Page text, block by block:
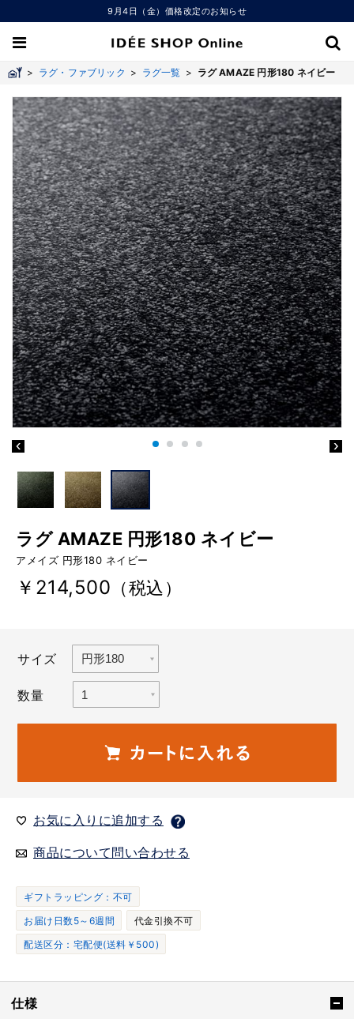
9月4日（金）価格改定のお知らせ
> ラグ・ファブリック > ラグ一覧 > ラグ AMAZE 円形180 ネイビー
ラグ AMAZE 円形180 ネイビー
アメイズ 円形180 ネイビー
￥214,500 （税込）
サイズ
数量
お気に入りに追加する
商品について問い合わせる
ギフトラッピング：不可
お届け日数5～6週間
代金引換不可
配送区分：宅配便(送料￥500)
仕様